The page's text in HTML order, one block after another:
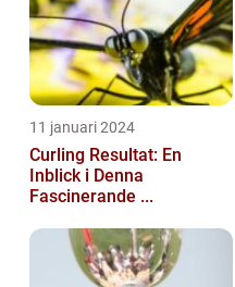
11 januari 2024
Curling Resultat: En
Inblick i Denna
Fascinerande ...